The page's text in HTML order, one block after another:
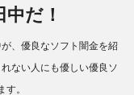
だ！
、優良なソフト闇金を紹
ない人にも優しい優良ソ
。